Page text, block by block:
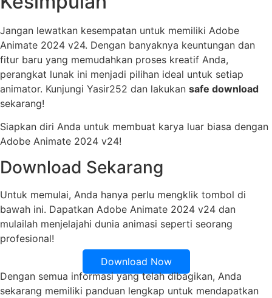
Jangan lewatkan kesempatan untuk memiliki Adobe
Animate 2024 v24. Dengan banyaknya keuntungan dan
fitur baru yang memudahkan proses kreatif Anda,
perangkat lunak ini menjadi pilihan ideal untuk setiap
animator. Kunjungi Yasir252 dan lakukan safe download
sekarang!
Siapkan diri Anda untuk membuat karya luar biasa dengan
Adobe Animate 2024 v24!
Download Sekarang
Untuk memulai, Anda hanya perlu mengklik tombol di
bawah ini. Dapatkan Adobe Animate 2024 v24 dan
mulailah menjelajahi dunia animasi seperti seorang
profesional!
Download Now
Dengan semua informasi yang telah dibagikan, Anda
sekarang memiliki panduan lengkap untuk mendapatkan